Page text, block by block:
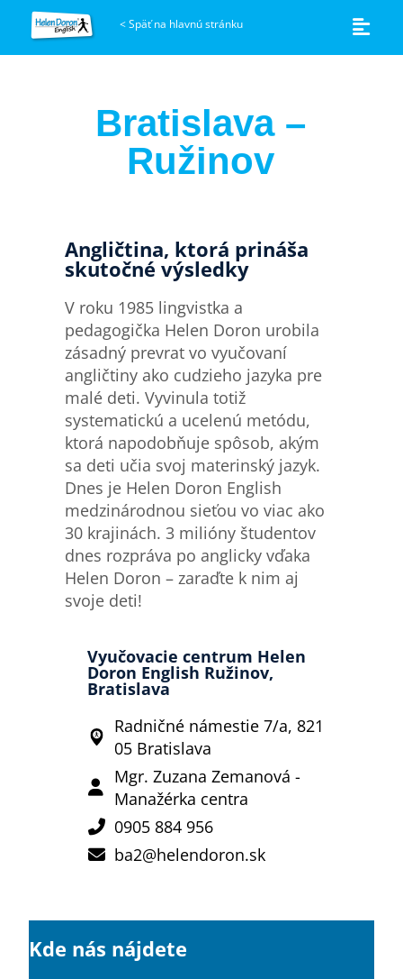
<Späť na hlavnú stránku
Bratislava –
Ružinov
Angličtina, ktorá prináša
skutočné výsledky
V roku 1985 lingvistka a
pedagogička Helen Doron urobila
zásadný prevrat vo vyučovaní
angličtiny ako cudzieho jazyka pre
malé deti. Vyvinula totiž
systematickú a ucelenú metódu,
ktorá napodobňuje spôsob, akým
sa deti učia svoj materinský jazyk.
Dnes je Helen Doron English
medzinárodnou sieťou vo viac ako
30 krajinách. 3 milióny študentov
dnes rozpráva po anglicky vďaka
Helen Doron – zaraďte k nim aj
svoje deti!
Vyučovacie centrum Helen
Doron English Ružinov,
Bratislava
Radničné námestie 7/a, 821
05 Bratislava
Mgr. Zuzana Zemanová -
Manažérka centra
0905 884 956
ba2@helendoron.sk
Kde nás nájdete